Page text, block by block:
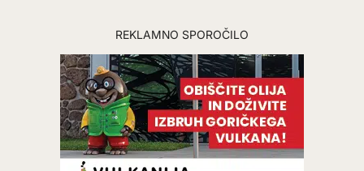
REKLAMNO SPOROČILO